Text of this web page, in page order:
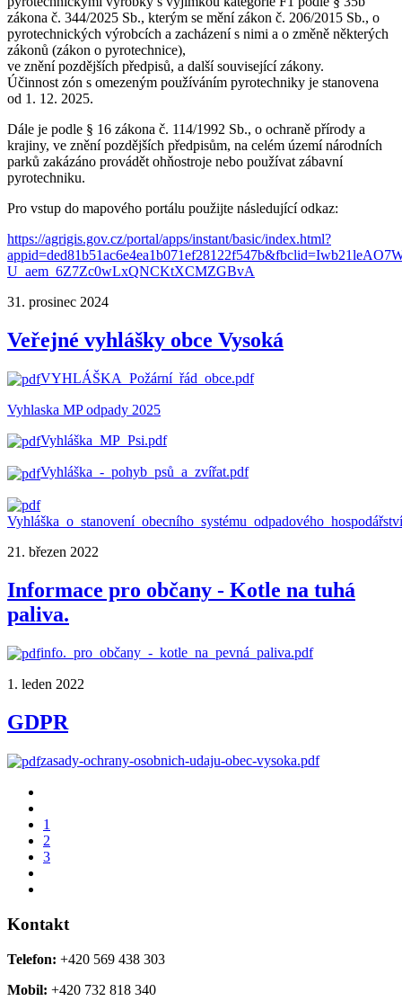
zákona č. 344/2025 Sb., kterým se mění zákon č. 206/2015 Sb., o
pyrotechnických výrobcích a zacházení s nimi a o změně některých
zákonů (zákon o pyrotechnice),
ve znění pozdějších předpisů, a další související zákony.
Účinnost zón s omezeným používáním pyrotechniky je stanovena
od 1. 12. 2025.
Dále je podle § 16 zákona č. 114/1992 Sb., o ochraně přírody a
krajiny, ve znění pozdějších předpisům, na celém území národních
parků zakázáno provádět ohňostroje nebo používat zábavní
pyrotechniku.
Pro vstup do mapového portálu použijte následující odkaz:
https://agrigis.gov.cz/portal/apps/instant/basic/index.html?
U_aem_6Z7Zc0wLxQNCKtXCMZGBvA
31. prosinec 2024
Veřejné vyhlášky obce Vysoká
VYHLÁŠKA_Požární_řád_obce.pdf
Vyhlaska MP odpady 2025
Vyhláška_MP_Psi.pdf
Vyhláška_-_pohyb_psů_a_zvířat.pdf
21. březen 2022
Informace pro občany - Kotle na tuhá
paliva.
info._pro_občany_-_kotle_na_pevná_paliva.pdf
1. leden 2022
GDPR
zasady-ochrany-osobnich-udaju-obec-vysoka.pdf
1
2
3
Kontakt
Telefon: +420 569 438 303
Mobil: +420 732 818 340